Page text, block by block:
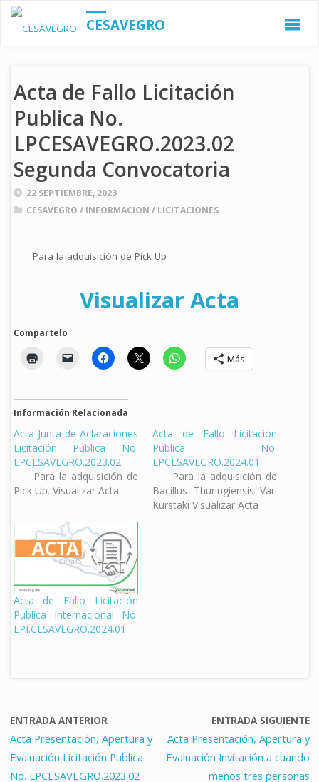
CESAVEGRO
Acta de Fallo Licitación
Publica No.
LPCESAVEGRO.2023.02
Segunda Convocatoria
22 SEPTIEMBRE, 2023
CESAVEGRO / INFORMACION / LICITACIONES
Para la adquisición de Pick Up
Visualizar Acta
Compartelo
Más
Información Relacionada
Acta Junta de Aclaraciones
Licitación Publica No.
LPCESAVEGRO.2023.02
Para la adquisición de
Pick Up. Visualizar Acta
Acta de Fallo Licitación
Publica No.
LPCESAVEGRO.2024.01
Para la adquisición de
Bacillus Thuringiensis Var.
Kurstaki Visualizar Acta
Acta de Fallo Licitación
Publica Internacional No.
LPI.CESAVEGRO.2024.01
ENTRADA ANTERIOR
Acta Presentación, Apertura y
Evaluación Licitación Publica
No. LPCESAVEGRO.2023.02
ENTRADA SIGUIENTE
Acta Presentación, Apertura y
Evaluación Invitación a cuando
menos tres personas